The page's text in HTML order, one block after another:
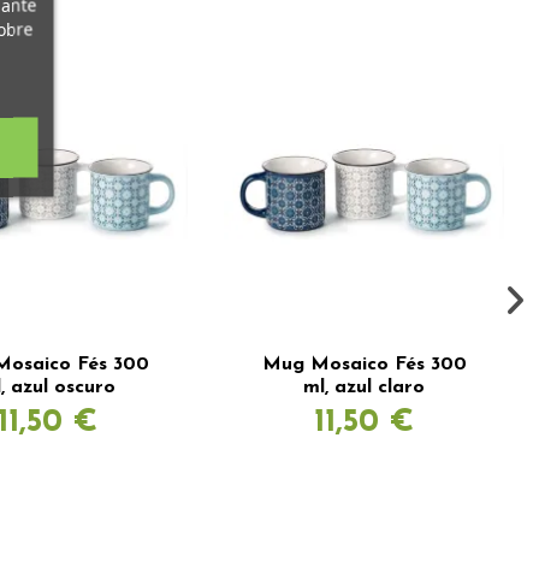
Fés 300
azul oscuro
€
Mug Mosaico Fés 300
ml, azul claro
11,50 €